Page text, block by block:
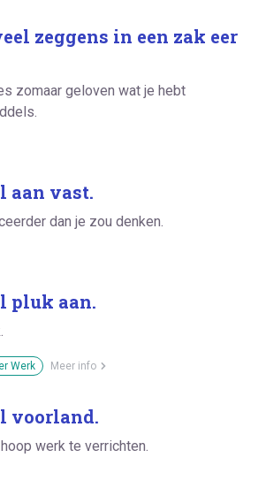
zeggens in een zak eer
zomaar geloven wat je hebt
aan vast.
dan je zou denken.
pluk aan.
Werk Meer info
voorland.
werk te verrichten.